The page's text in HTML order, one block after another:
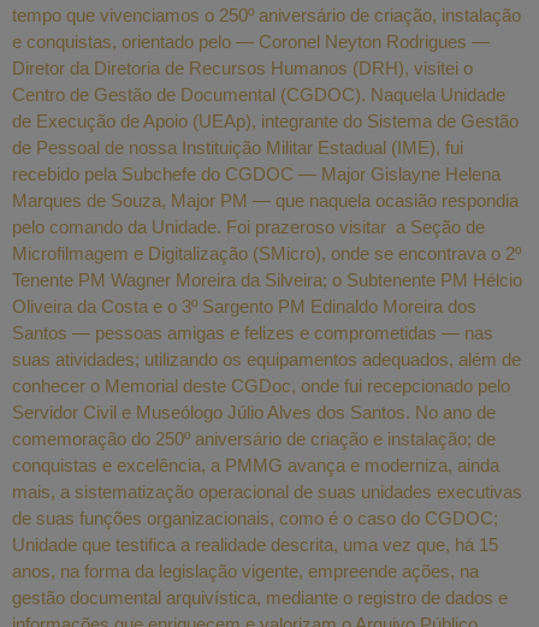
tempo que vivenciamos o 250º aniversário de criação, instalação
e conquistas, orientado pelo — Coronel Neyton Rodrigues —
Diretor da Diretoria de Recursos Humanos (DRH), visitei o
Centro de Gestão de Documental (CGDOC). Naquela Unidade
de Execução de Apoio (UEAp), integrante do Sistema de Gestão
de Pessoal de nossa Instituição Militar Estadual (IME), fui
recebido pela Subchefe do CGDOC — Major Gislayne Helena
Marques de Souza, Major PM — que naquela ocasião respondia
pelo comando da Unidade. Foi prazeroso visitar a Seção de
Microfilmagem e Digitalização (SMicro), onde se encontrava o 2º
Tenente PM Wagner Moreira da Silveira; o Subtenente PM Hélcio
Oliveira da Costa e o 3º Sargento PM Edinaldo Moreira dos
Santos — pessoas amigas e felizes e comprometidas — nas
suas atividades; utilizando os equipamentos adequados, além de
conhecer o Memorial deste CGDoc, onde fui recepcionado pelo
Servidor Civil e Museólogo Júlio Alves dos Santos. No ano de
comemoração do 250º aniversário de criação e instalação; de
conquistas e excelência, a PMMG avança e moderniza, ainda
mais, a sistematização operacional de suas unidades executivas
de suas funções organizacionais, como é o caso do CGDOC;
Unidade que testifica a realidade descrita, uma vez que, há 15
anos, na forma da legislação vigente, empreende ações, na
gestão documental arquivística, mediante o registro de dados e